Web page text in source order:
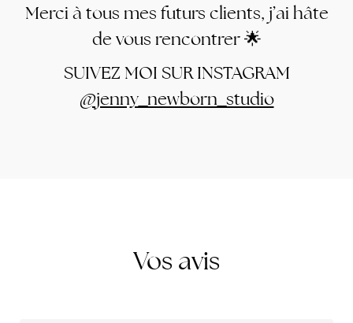
Merci à tous mes futurs clients, j’ai hâte
de vous rencontrer 🌟
SUIVEZ MOI SUR INSTAGRAM
@jenny_newborn_studio
Vos avis